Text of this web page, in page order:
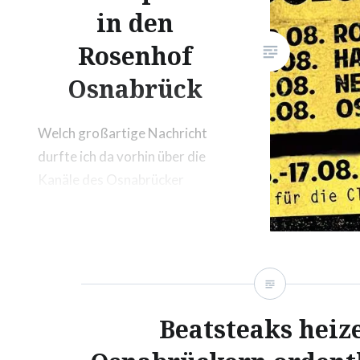
in den
Rosenhof
Osnabrück
Welch großartige Nachricht
durfte ich da vorhin über die
Kanäle des Osnabrücker
persönlich den Rosenhof
rocken, um sich nach ihrerBeatsteaks